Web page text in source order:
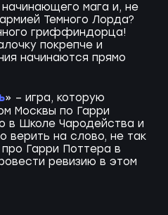
мага и, не
Темного Лорда?
гриффиндорца!
покрепче и
начинаются прямо
» – игра, которую
Москвы по Гарри
в Школе Чародейства и
верить на слово, не так
Гарри Поттера в
ревизию в этом